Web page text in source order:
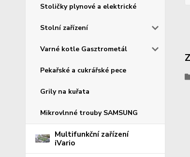
Stoličky plynové a elektrické
Stolní zařízení
Varné kotle Gasztrometál
Pekařské a cukrářské pece
Grily na kuřata
Mikrovlnné trouby SAMSUNG
Multifunkční zařízení
iVario